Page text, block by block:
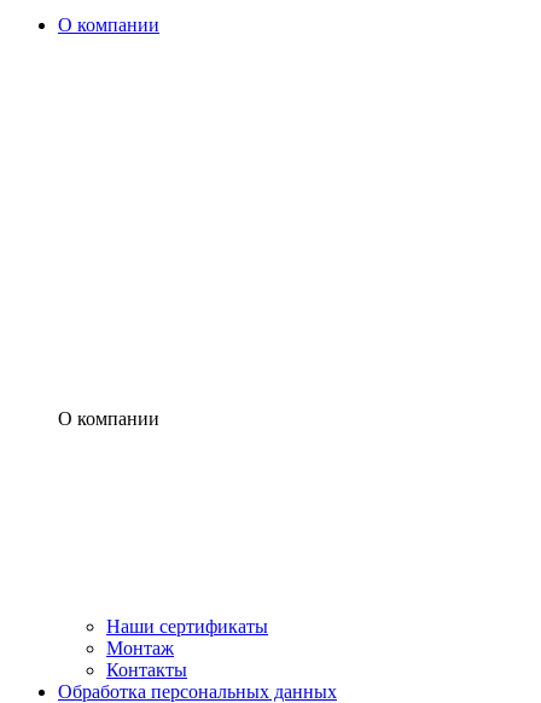
О компании
О компании
Наши сертификаты
Монтаж
Контакты
Обработка персональных данных